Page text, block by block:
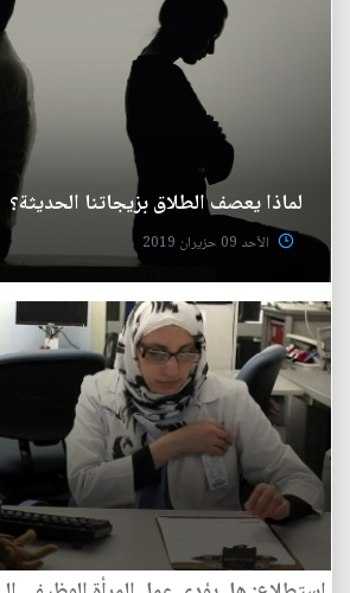
لماذا يعصف الطلاق بزيجاتنا الحديثة؟
الأحد 09 حزيران 2019